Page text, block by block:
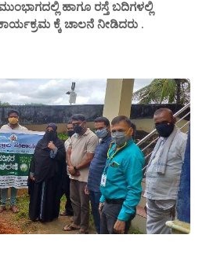
ಹಾಗೂ ರಸ್ತೆ ಬದಿಗಳಲ್ಲಿ
ಕ್ಕೆ ಚಾಲನೆ‌ ನೀಡಿದರು .